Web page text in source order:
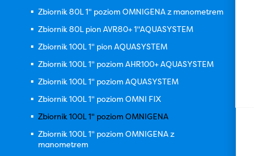
Zbiornik 80L 1" poziom OMNIGENA z manometrem
Zbiornik 80L pion AVR80+ 1"AQUASYSTEM
Zbiornik 100L 1" pion AQUASYSTEM
Zbiornik 100L 1" poziom AHR100+ AQUASYSTEM
Zbiornik 100L 1" poziom AQUASYSTEM
Zbiornik 100L 1" poziom OMNI FIX
Zbiornik 100L 1" poziom OMNIGENA
Zbiornik 100L 1" poziom OMNIGENA z
manometrem